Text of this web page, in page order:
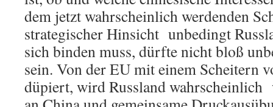
dem jetzt wahrscheinlich werdenden
strategischer Hinsicht unbedingt
sich binden muss, dürfte nicht bloß
sein. Von der EU mit einem Scheitern
düpiert, wird Russland wahrscheinlich